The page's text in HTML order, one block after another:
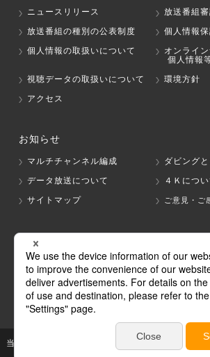
ニュースリリース
放送番組
放送番組の種別の公表制度
個人情報
個人情報の取扱いについて
オンライ
個人情報
視聴データの取扱いについて
環境方針
アクセス
お知らせ
マルチチャンネル編成
ダビング
データ放送について
４Ｋについ
サイトマップ
ご意見・ご
グループ会社
テレビ朝日 テレ朝チ
当社が著作権、著作隣接権を有する放送番組等の
ん。